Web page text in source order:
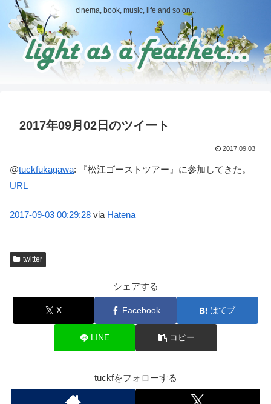
cinema, book, music, life and so on...
2017年09月02日のツイート
2017.09.03
@tuckfukagawa:
『松江ゴーストツアー』に参加してきた。
URL
2017-09-03 00:29:28 via Hatena
twitter
シェアする
X Facebook はてブ
LINE コピー
tuckfをフォローする